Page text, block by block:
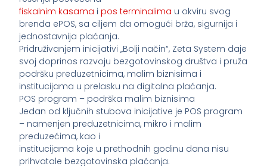
fiskalnim kasama i pos terminalima u okviru svog
brenda ePOS, sa ciljem da omogući brža, sigurnija i
jednostavnija plaćanja.
Pridruživanjem inicijativi „Bolji način“, Zeta System daje
svoj doprinos razvoju bezgotovinskog društva i pruža
podršku preduzetnicima, malim biznisima i
institucijama u prelasku na digitalna plaćanja.
POS program – podrška malim biznisima
Jedan od ključnih stubova inicijative je POS program
– namenjen preduzetnicima, mikro i malim
preduzećima, kao i
institucijama koje u prethodnih godinu dana nisu
prihvatale bezgotovinska plaćanja.